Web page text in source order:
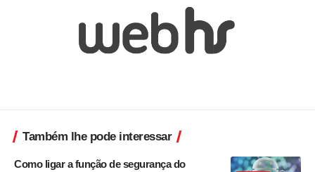
Também lhe pode interessar
Como ligar a função de segurança do